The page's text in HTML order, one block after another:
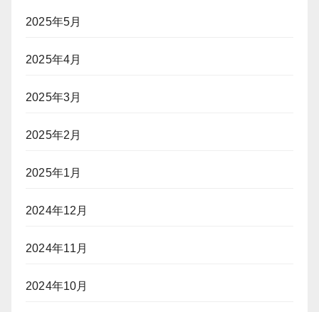
2025年5月
2025年4月
2025年3月
2025年2月
2025年1月
2024年12月
2024年11月
2024年10月